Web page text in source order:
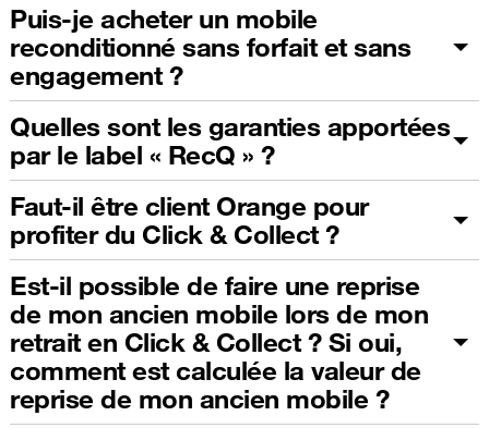
Puis-je acheter un mobile
reconditionné sans forfait et sans
engagement ?
Quelles sont les garanties apportées
par le label « RecQ » ?
Faut-il être client Orange pour
profiter du Click & Collect ?
Est-il possible de faire une reprise
de mon ancien mobile lors de mon
retrait en Click & Collect ? Si oui,
comment est calculée la valeur de
reprise de mon ancien mobile ?